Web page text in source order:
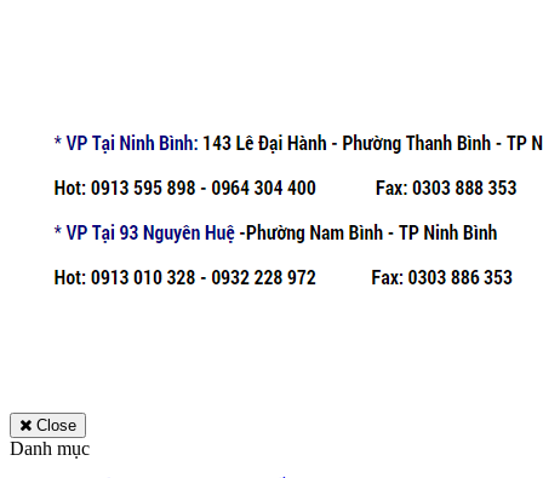
Close
Danh mục